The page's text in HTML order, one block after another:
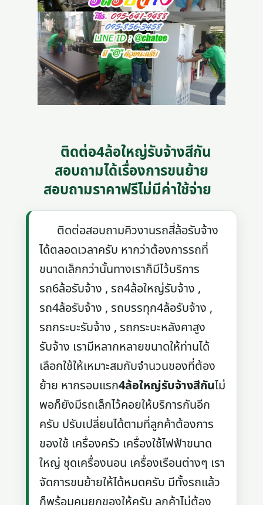
ติดต่อ4ล้อใหญ่รับจ้างสีกัน
สอบถามได้เรื่องการขนย้าย
สอบถามราคาฟรีไม่มีค่าใช้จ่าย
ติดต่อสอบถามคิวงานรถสี่ล้อรับจ้าง
ได้ตลอดเวลาครับ หากว่าต้องการรถที่
ขนาดเล็กกว่านั้นทางเราก็มีไว้บริการ
รถ6ล้อรับจ้าง , รถ4ล้อใหญ่รับจ้าง ,
รถ4ล้อรับจ้าง , รถบรรทุก4ล้อรับจ้าง ,
รถกระบะรับจ้าง , รถกระบะหลังคาสูง
รับจ้าง เรามีหลากหลายขนาดให้ท่านได้
เลือกใช้ให้เหมาะสมกับจำนวนของที่ต้อง
ย้าย หากรอบแรก4ล้อใหญ่รับจ้างสีกันไม่
พอก็ยังมีรถเล็กไว้คอยให้บริการกันอีก
ครับ ปรับเปลี่ยนได้ตามที่ลูกค้าต้องการ
ของใช้ เครื่องครัว เครื่องใช้ไฟฟ้าขนาด
ใหญ่ ชุดเครื่องนอน เครื่องเรือนต่างๆ เรา
จัดการขนย้ายให้ได้หมดครับ มีทั้งรถแล้ว